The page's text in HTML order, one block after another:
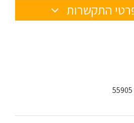
התקשרות